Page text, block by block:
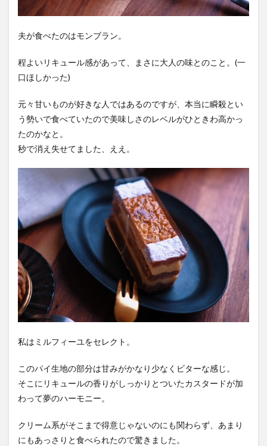
夫が食べたのはモンブラン。
程よいリキュール感があって、まさに大人の味とのこと。(一
口ほしかった)
元々甘いものが好きな人ではあるのですが、本当に瞬殺とい
う勢いで食べていたので美味しさのレベルがひときわ高かっ
たのかなと。
秒で消え失せてました、ええ。
私はミルフィーユをセレクト。
このパイ生地の部分は甘みがかなり少なくビターな感じ。
そこにリキュールの香りがしっかりとついたカスタードが加
わって夢のハーモニー。
クリーム系がそこまで得意じゃないのにも関わらず、あまり
にもあっさりと食べられたので驚きました。